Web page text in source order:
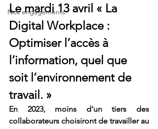
Nos engagements
Le mardi 13 avril « La
Digital Workplace :
Optimiser l’accès à
l’information, quel que
soit l’environnement de
travail. »
En 2023, moins d’un tiers des
collaborateurs choisiront de travailler au